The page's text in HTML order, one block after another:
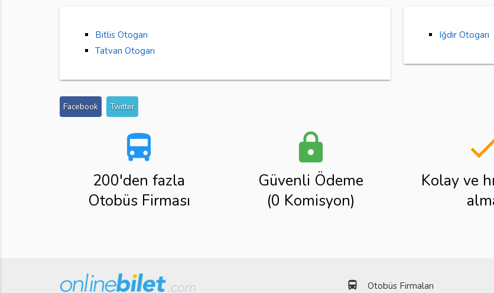
Bitlis Otogarı
Tatvan Otogarı
Iğdır Otogarı
Facebook Twitter
directions_bus
200'den fazla
Otobüs Firması
lock
Güvenli Ödeme
(0 Komisyon)
Kolay ve
directions_bus Otobüs Firmaları